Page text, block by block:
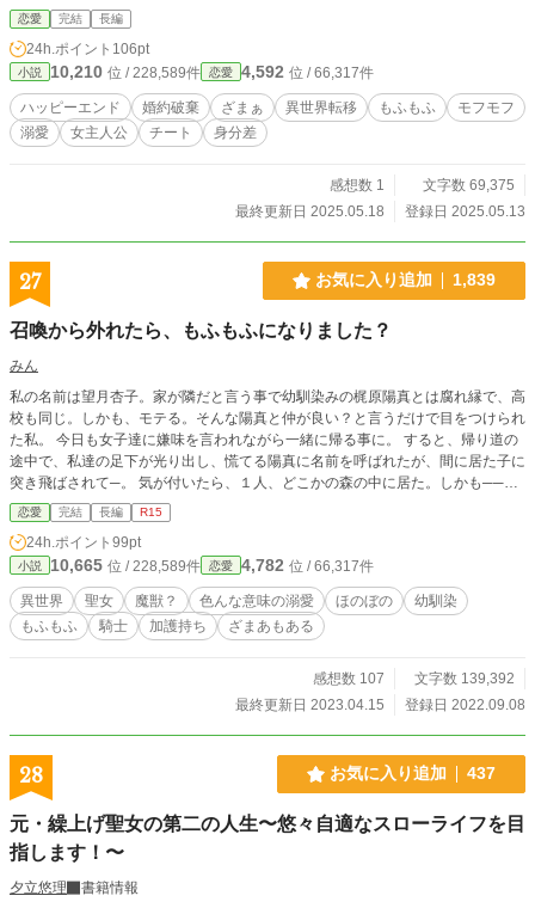
またしても一変してしまう。 目を覚ますと、異世界の無人島で幼女に転生して
いたのだ。 「慰謝料で贅沢するまでは死ねない……」 そう強く心に誓いなが
ら、無人島での生活を始める。過酷な環境、頼れるのは前世で得た知識と社畜精
神だけ。 だが、そんなある日、砂浜に一人の少年が流れ着いてくる。 彼は公爵
家の嫡男として将来を期待された存在だった。 だが事故によって行方不明とな
った彼は、すでに「死亡した者」として扱われ、叔父に跡継ぎの座を奪われただ
けでなく、婚約者からも婚約破棄されてしまう。 すべてを失った少年と、すべ
棄された公爵とともに生き、最後には溺愛されながら幸せに生きるハッピーエン
恋愛 完結 長編
24h.ポイント 106pt
小説 10,210 位 / 228,589件 恋愛 4,592 位 / 66,317件
ハッピーエンド 婚約破棄 ざまぁ 異世界転移 もふもふ
モフモフ
溺愛
女主人公 チート 身分差
感想数 1
文字数 69,375
最終更新日 2025.05.18
登録日 2025.05.13
27 お気に入り追加 1,839
召喚から外れたら、もふもふになりました？
みん
私の名前は望月杏子。家が隣だと言う事で幼馴染みの梶原陽真とは腐れ縁で、高
校も同じ。しかも、モテる。そんな陽真と仲が良い？と言うだけで目をつけられ
た私。 今日も女子達に嫌味を言われながら一緒に帰る事に。 すると、帰り道の
途中で、私達の足下が光り出し、慌てる陽真に名前を呼ばれたが、間に居た子に
突き飛ばされて─。 気が付いたら、１人、どこかの森の中に居た。しかも──も
ふもふになっていた！？ 他視点による話もあります。 ❋今作品も、ゆるふわ設
定となっております。独自の設定もあります。 メンタルも豆腐並みなので、軽
い気持ちで読んで下さい❋
恋愛 完結 長編 R15
24h.ポイント 99pt
小説 10,665 位 / 228,589件 恋愛 4,782 位 / 66,317件
異世界 聖女 魔獣？ 色んな意味の溺愛 ほのぼの
幼馴染
もふもふ
騎士 加護持ち ざまあもある
感想数 107
文字数 139,392
最終更新日 2023.04.15
登録日 2022.09.08
28 お気に入り追加 437
元・繰上げ聖女の第二の人生〜悠々自適なスローライフを目
指します！〜
夕立悠理
書籍情報